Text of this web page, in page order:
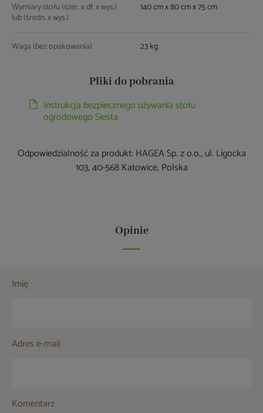
Wymiary stołu (szer. x dł. x wys.)
lub (średn. x wys.)
140 cm x 80 cm x 75 cm
Waga (bez opakowania) 23 kg
Pliki do pobrania
Instrukcja bezpiecznego używania stołu
ogrodowego Siesta
Odpowiedzialność za produkt: HAGEA Sp. z o.o., ul. Ligocka
103, 40-568 Katowice, Polska
Opinie
Imię
Adres e-mail
Komentarz